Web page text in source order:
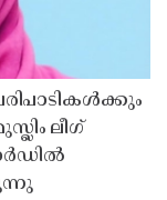
ലീഗ്